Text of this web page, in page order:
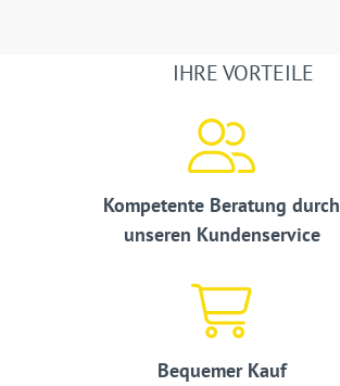
IHRE VORTEILE
Kompetente Beratung durch
unseren Kundenservice
Bequemer Kauf